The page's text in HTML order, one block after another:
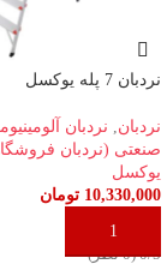
نردبان 7 پله یوکسل
نردبان نردبان
صنعتی (نردبان
یوکسل
10,330,000 تومان
افزودن به سبد خرید
‫0/5 ‫(0 نظر)